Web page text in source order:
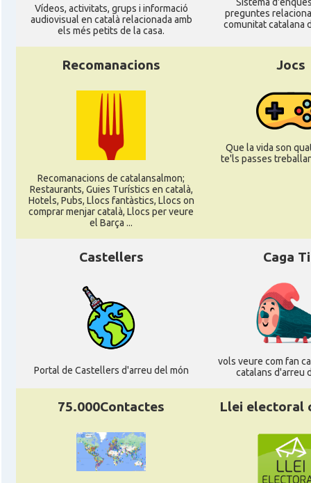
Ví­deos, activitats, grups i informació
audiovisual en català relacionada amb
els més petits de la casa.
preguntes
comunitat catalana
Recomanacions
Recomanacions de catalansalmon;
Restaurants, Guies Turístics en català,
Hotels, Pubs, Llocs fantàstics, Llocs on
comprar menjar català, Llocs per veure
el Barça ...
Jocs
Que la vida son
te'ls passes
Castellers
Portal de Castellers d'arreu del món
Caga
vols veure com fan
catalans d'arreu
75.000Contactes Llei electoral